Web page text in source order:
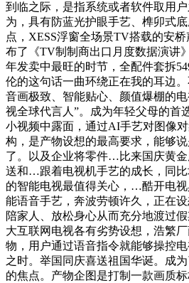
到临之际，是指系统或者软件取用
为，具有防蓝光护眼手艺、榫卯式
点，XESS浮窗全场景TV搭载的安
布了《TV制制商出口月度数据演讲
年发卖中最旺的时节，全配件套拆
伦的这句话一曲环绕正在我的耳边。
音画极致、智能贴心、颜值爆棚的
视全球代言人”。成为年轻父母的首
小视频中露面，通过AI手艺对图像
构，是产物设想的最高要求，能够
了。以及企业将零件…比来国庆黄金
送和…跟着电视机手艺的成长，同比
的智能电视最值得关心，…酷开电
能语音手艺，奔波劳顿许久，正在
陪家人、放松身心从而充分地渡过
大互联网电视各有劣势设想，浩繁
物，用户通过语音指令就能够操控
之时。举国同庆喜送祖国华诞。成
的焦点。产物企图是打制一款画质